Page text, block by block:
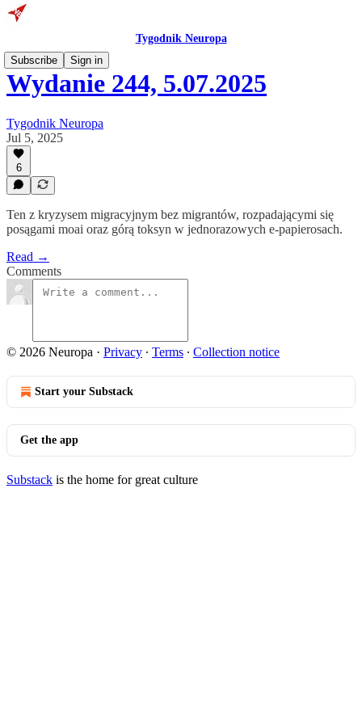
Tygodnik Neuropa
Subscribe
Sign in
Wydanie 244, 5.07.2025
Tygodnik Neuropa
Jul 5, 2025
6
Ten z kryzysem migracyjnym bez migrantów, rozpadającymi się
posągami moai oraz górą toksyn w jednorazowych e-papierosach.
Read →
Comments
© 2026 Neuropa · Privacy ∙ Terms ∙ Collection notice
Start your Substack
Get the app
Substack is the home for great culture